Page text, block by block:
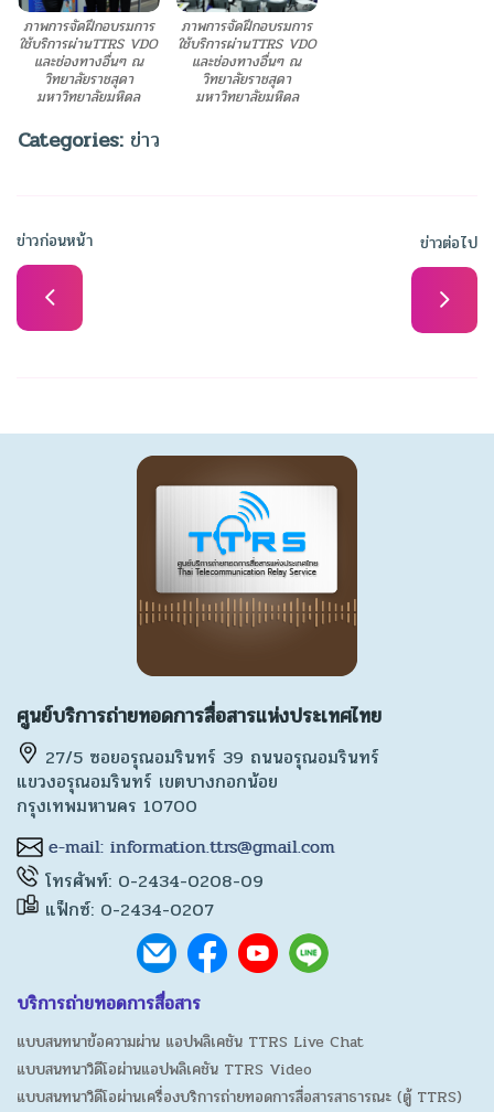
ภาพการจัดฝึกอบรมการ
ใช้บริการผ่านTTRS VDO
และช่องทางอื่นๆ ณ
วิทยาลัยราชสุดา
มหาวิทยาลัยมหิดล
ภาพการจัดฝึกอบรมการ
ใช้บริการผ่านTTRS VDO
และช่องทางอื่นๆ ณ
วิทยาลัยราชสุดา
มหาวิทยาลัยมหิดล
Categories: ข่าว
ข่าวก่อนหน้า ข่าวต่อไป
ศูนย์บริการถ่ายทอดการสื่อสารแห่งประเทศไทย
27/5 ซอยอรุณอมรินทร์ 39 ถนนอรุณอมรินทร์
แขวงอรุณอมรินทร์ เขตบางกอกน้อย
กรุงเทพมหานคร 10700
โทรศัพท์: 0-2434-0208-09
แฟ็กซ์: 0-2434-0207
บริการถ่ายทอดการสื่อสาร
แบบสนทนาข้อความผ่าน แอปพลิเคชัน TTRS Live Chat
แบบสนทนาวิดีโอผ่านแอปพลิเคชัน TTRS Video
แบบสนทนาวิดีโอผ่านเครื่องบริการถ่ายทอดการสื่อสารสาธารณะ (ตู้ TTRS)